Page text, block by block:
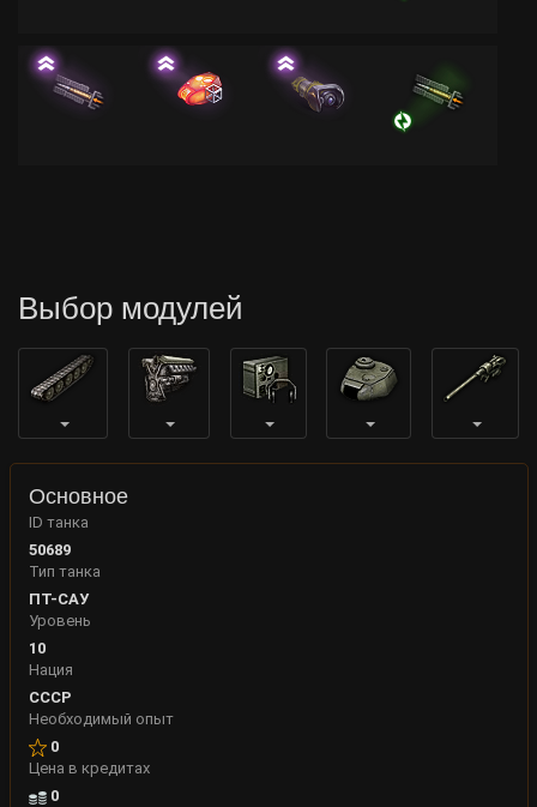
Выбор модулей
Основное
ID танка
50689
Тип танка
ПТ-САУ
Уровень
10
Нация
СССР
Необходимый опыт
0
Цена в кредитах
0